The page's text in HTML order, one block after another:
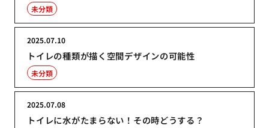
未分類
トイレの種類が描く空間デザインの可能性
2025.07.10
未分類
トイレに水がたまらない！その時どうする？
2025.07.08